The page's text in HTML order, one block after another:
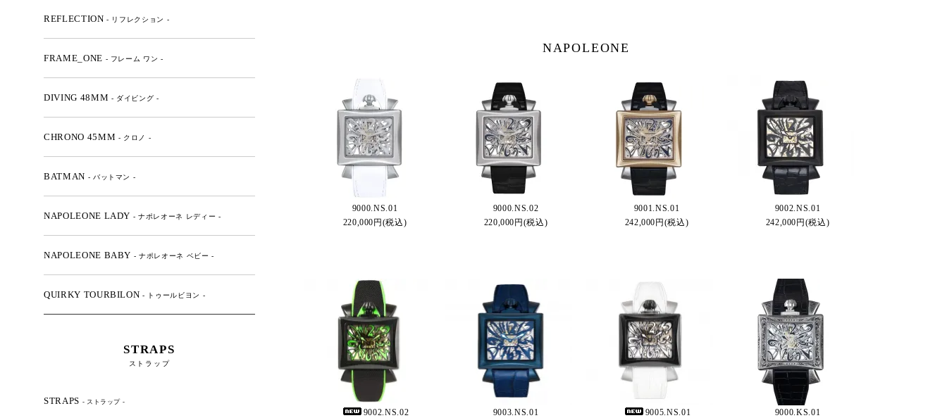
NAPOLEONE
9000.NS.01
220,000円(税込)
9000.NS.02
220,000円(税込)
9001.NS.01
242,000円(税込)
9002.NS.01
242,000円(税込)
9002.NS.02
9003.NS.01
9005.NS.01
9000.KS.01
REFLECTION- リフレクション -
FRAME_ONE - フレーム ワン -
DIVING 48MM - ダイビング -
CHRONO 45MM - クロノ -
BATMAN - バットマン -
NAPOLEONE LADY - ナポレオーネ レディー -
NAPOLEONE BABY - ナポレオーネ ベビー -
QUIRKY TOURBILON- トゥールビヨン -
STRAPS
ストラップ
STRAPS - ストラップ -